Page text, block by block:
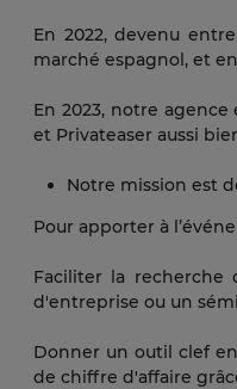
En 2022, devenu
marché espagnol, et
En 2023, notre
et Privateaser aussi
Notre mission est
Pour apporter à
Faciliter la recherche
d'entreprise ou un
Donner un outil clef
de chiffre d'affaire